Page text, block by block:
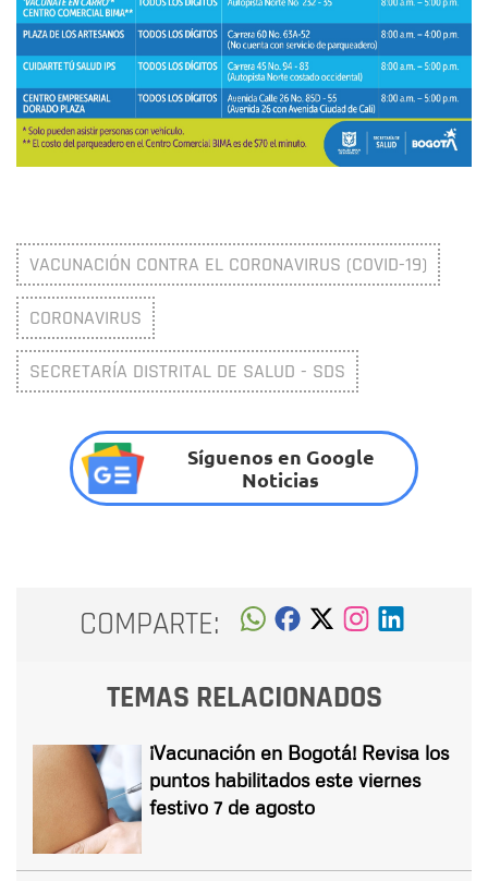
VACUNACIÓN CONTRA EL CORONAVIRUS (COVID-19)
CORONAVIRUS
SECRETARÍA DISTRITAL DE SALUD - SDS
Síguenos en Google
Noticias
COMPARTE:
TEMAS RELACIONADOS
¡Vacunación en Bogotá! Revisa los
puntos habilitados este viernes
festivo 7 de agosto